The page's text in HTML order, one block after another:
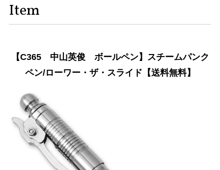
Item
【C365 中山英俊 ボールペン】スチームパンク
ペン/ローワー・ザ・スライド【送料無料】